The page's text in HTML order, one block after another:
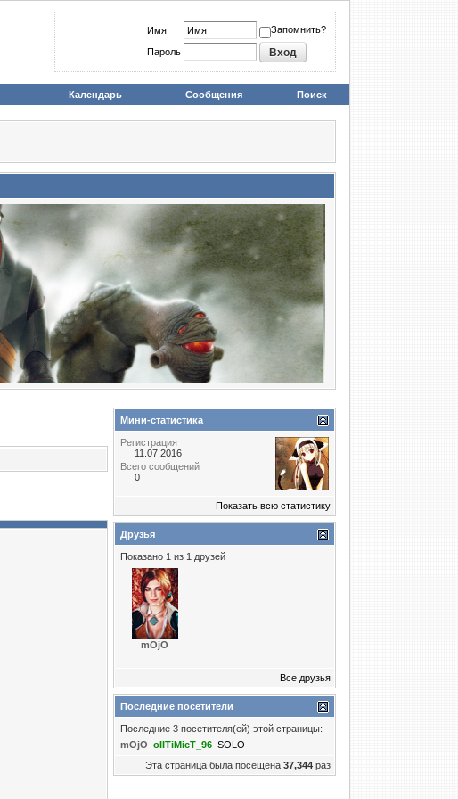
Имя Запомнить?
Пароль
Календарь Сообщения Поиск
Мини-статистика
Регистрация
11.07.2016
Всего сообщений
0
Показать всю статистику
Друзья
Показано 1 из 1 друзей
mOjO
Все друзья
Последние посетители
Последние 3 посетителя(ей) этой страницы:
mOjO oIITiMicT_96 SOLO
Эта страница была посещена 37,344 раз